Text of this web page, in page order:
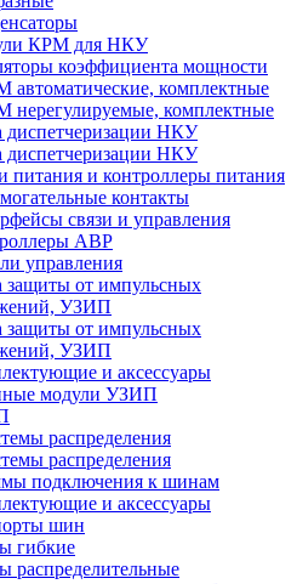
КРМ для НКУ
коэффициента мощности
комплектные
нерегулируемые, комплектные
диспетчеризации НКУ
диспетчеризации НКУ
питания и контроллеры питания
контакты
связи и управления
АВР
управления
защиты от импульсных
УЗИП
защиты от импульсных
УЗИП
и аксессуары
модули УЗИП
распределения
распределения
подключения к шинам
и аксессуары
шин
гибкие